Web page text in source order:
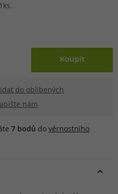
Koupit
do oblíbených
nám
7 bodů do věrnostního